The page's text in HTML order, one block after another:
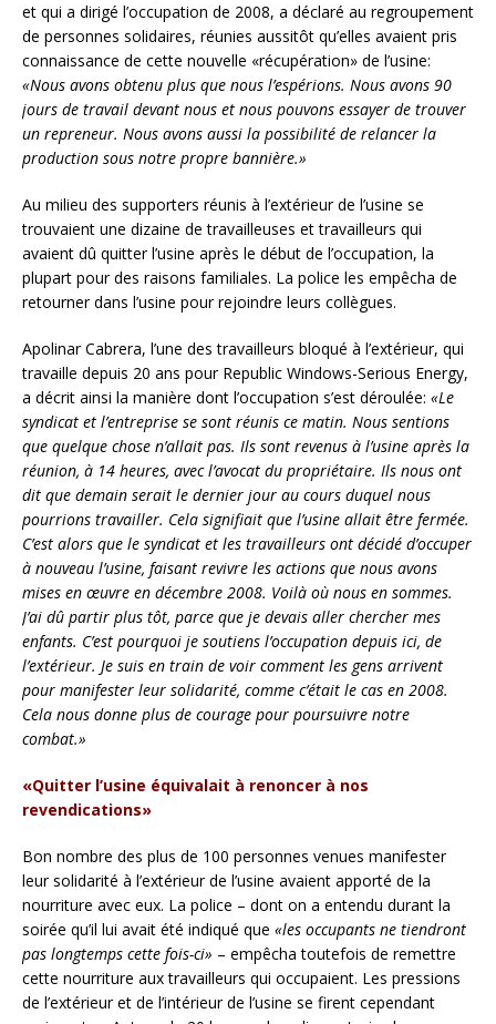
et qui a dirigé l’occupation de 2008, a déclaré au regroupement
de personnes solidaires, réunies aussitôt qu’elles avaient pris
connaissance de cette nouvelle «récupération» de l’usine:
«Nous avons obtenu plus que nous l’espérions. Nous avons 90
jours de travail devant nous et nous pouvons essayer de trouver
un repreneur. Nous avons aussi la possibilité de relancer la
production sous notre propre bannière.»
Au milieu des supporters réunis à l’extérieur de l’usine se
trouvaient une dizaine de travailleuses et travailleurs qui
avaient dû quitter l’usine après le début de l’occupation, la
plupart pour des raisons familiales. La police les empêcha de
retourner dans l’usine pour rejoindre leurs collègues.
Apolinar Cabrera, l’une des travailleurs bloqué à l’extérieur, qui
travaille depuis 20 ans pour Republic Windows-Serious Energy,
a décrit ainsi la manière dont l’occupation s’est déroulée: «Le
syndicat et l’entreprise se sont réunis ce matin. Nous sentions
que quelque chose n’allait pas. Ils sont revenus à l’usine après la
réunion, à 14 heures, avec l’avocat du propriétaire. Ils nous ont
dit que demain serait le dernier jour au cours duquel nous
pourrions travailler. Cela signifiait que l’usine allait être fermée.
C’est alors que le syndicat et les travailleurs ont décidé d’occuper
à nouveau l’usine, faisant revivre les actions que nous avons
mises en œuvre en décembre 2008. Voilà où nous en sommes.
J’ai dû partir plus tôt, parce que je devais aller chercher mes
enfants. C’est pourquoi je soutiens l’occupation depuis ici, de
l’extérieur. Je suis en train de voir comment les gens arrivent
pour manifester leur solidarité, comme c’était le cas en 2008.
Cela nous donne plus de courage pour poursuivre notre
combat.»
«Quitter l’usine équivalait à renoncer à nos
revendications»
Bon nombre des plus de 100 personnes venues manifester
leur solidarité à l’extérieur de l’usine avaient apporté de la
nourriture avec eux. La police – dont on a entendu durant la
soirée qu’il lui avait été indiqué que «les occupants ne tiendront
pas longtemps cette fois-ci» – empêcha toutefois de remettre
cette nourriture aux travailleurs qui occupaient. Les pressions
de l’extérieur et de l’intérieur de l’usine se firent cependant